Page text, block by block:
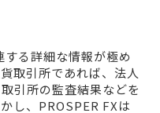
る詳細な情報が極め
取引所であれば、法人
引所の監査結果などを
し、PROSPER FXは